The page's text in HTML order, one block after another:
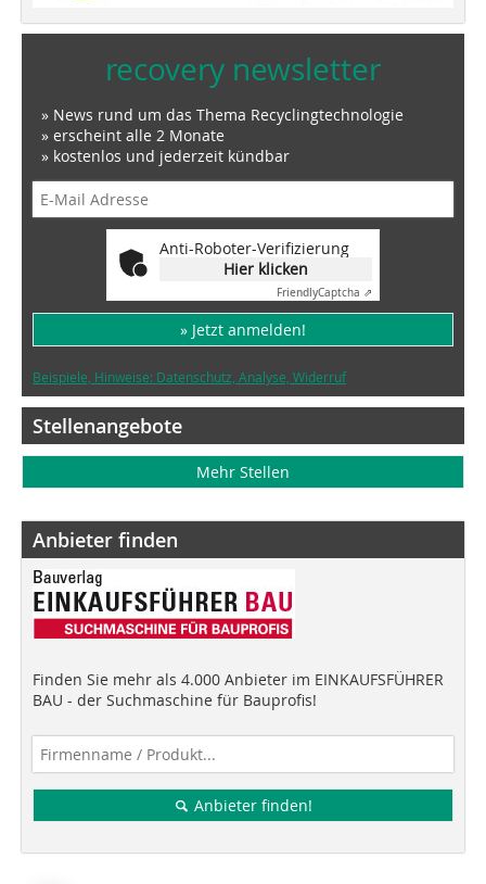
recovery newsletter
» News rund um das Thema Recyclingtechnologie
» erscheint alle 2 Monate
» kostenlos und jederzeit kündbar
Anti-Roboter-Verifizierung
Hier klicken
FriendlyCaptcha ⇗
» Jetzt anmelden!
Beispiele, Hinweise: Datenschutz, Analyse, Widerruf
Stellenangebote
Mehr Stellen
Anbieter finden
Finden Sie mehr als 4.000 Anbieter im EINKAUFSFÜHRER
BAU - der Suchmaschine für Bauprofis!
Anbieter finden!